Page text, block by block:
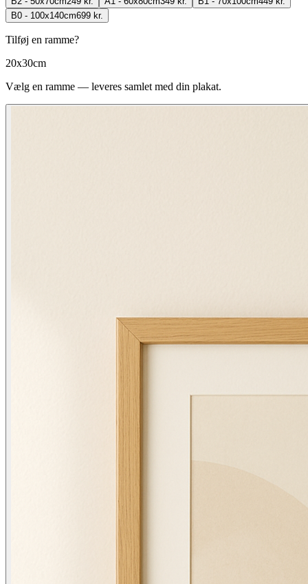
B0 - 100x140cm699 kr.
Tilføj en ramme?
20x30cm
Vælg en ramme — leveres samlet med din plakat.